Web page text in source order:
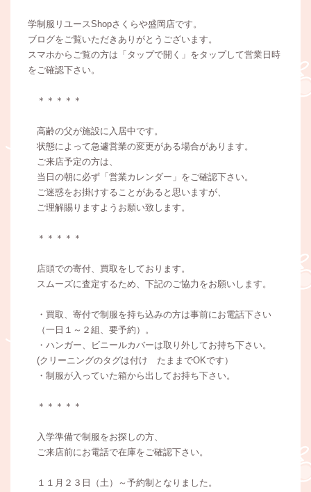
学制服リユースShopさくらや盛岡店です。
ブログをご覧いただきありがとうございます。
スマホからご覧の方は「タップで開く」をタップして営業日時
をご確認下さい。
＊＊＊＊＊
高齢の父が施設に入居中です。
状態によって急遽営業の変更がある場合があります。
ご来店予定の方は、
当日の朝に必ず「営業カレンダー」をご確認下さい。
ご迷惑をお掛けすることがあると思いますが、
ご理解賜りますようお願い致します。
＊＊＊＊＊
店頭での寄付、買取をしております。
スムーズに査定するため、下記のご協力をお願いします。
・買取、寄付で制服を持ち込みの方は事前にお電話下さい
（一日１～２組、要予約）。
・ハンガー、ビニールカバーは取り外してお持ち下さい。
(クリーニングのタグは付け たままでOKです）
・制服が入っていた箱から出してお持ち下さい。
＊＊＊＊＊
入学準備で制服をお探しの方、
ご来店前にお電話で在庫をご確認下さい。
１１月２３日（土）～予約制となりました。